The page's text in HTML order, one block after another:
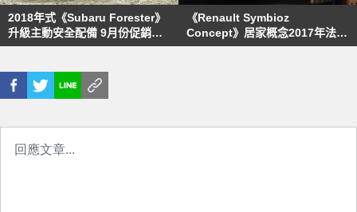
2018年式《Subaru Forester》
升級主動安全配備 9月份促銷優
惠同步出爐
《Renault Symbioz
Concept》居家概念2017年法蘭
克福車展首演